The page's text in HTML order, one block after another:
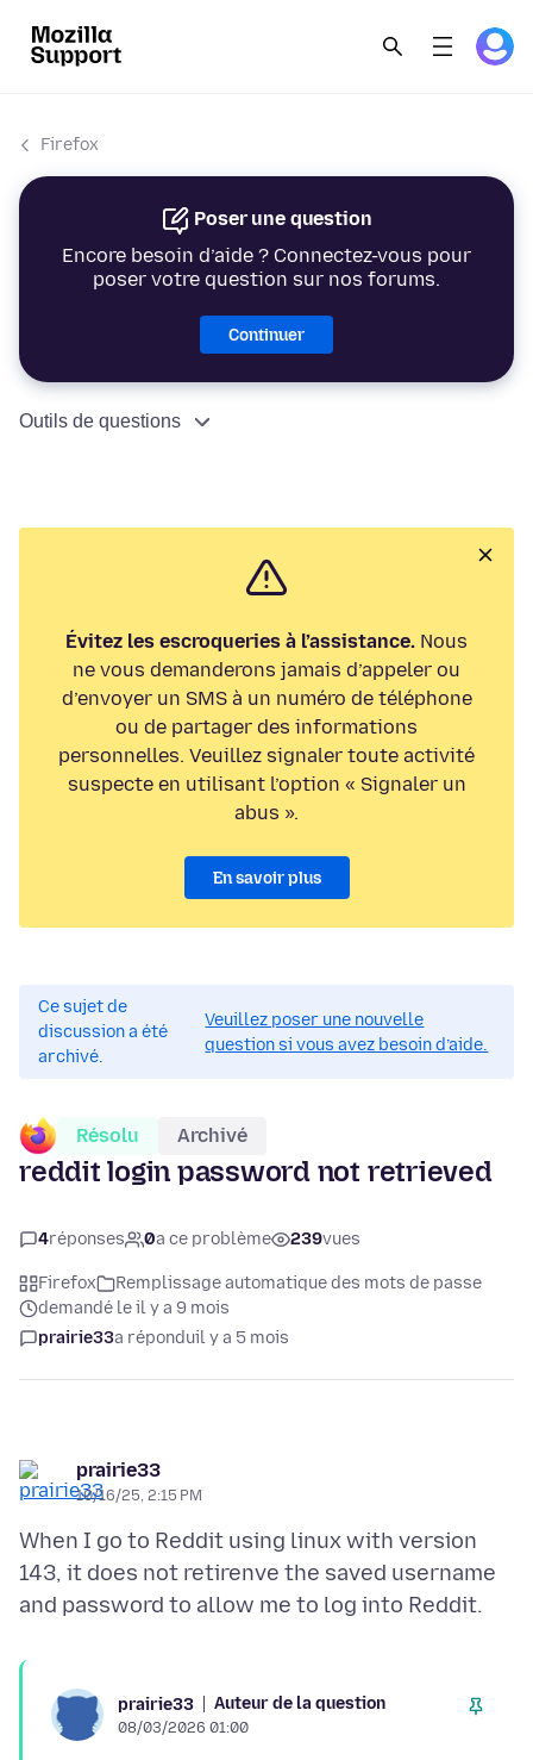
Firefox
Poser une question
Encore besoin d’aide ? Connectez-vous pour
poser votre question sur nos forums.
Continuer
Outils de questions
Évitez les escroqueries à l’assistance. Nous
ne vous demanderons jamais d’appeler ou
d’envoyer un SMS à un numéro de téléphone
ou de partager des informations
personnelles. Veuillez signaler toute activité
suspecte en utilisant l’option « Signaler un
abus ».
En savoir plus
Ce sujet de
discussion a été
archivé.
Veuillez poser une nouvelle
question si vous avez besoin d’aide.
Résolu Archivé
reddit login password not retrieved
4réponses 0a ce problème 239vues
Firefox
Remplissage automatique des mots de passe
demandé le il y a 9 mois
prairie33a réponduil y a 5 mois
prairie33
10/16/25, 2:15 PM
When I go to Reddit using linux with version
143, it does not retirenve the saved username
prairie33 Auteur de la question
08/03/2026 01:00